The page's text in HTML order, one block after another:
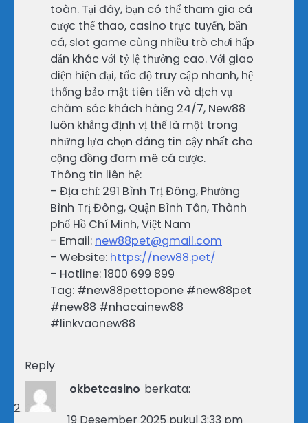
toàn. Tại đây, bạn có thể tham gia cá
cược thể thao, casino trực tuyến, bắn
cá, slot game cùng nhiều trò chơi hấp
dẫn khác với tỷ lệ thưởng cao. Với giao
diện hiện đại, tốc độ truy cập nhanh, hệ
thống bảo mật tiên tiến và dịch vụ
chăm sóc khách hàng 24/7, New88
luôn khẳng định vị thế là một trong
những lựa chọn đáng tin cậy nhất cho
cộng đồng đam mê cá cược.
Thông tin liên hệ:
– Địa chỉ: 291 Bình Trị Đông, Phường
Bình Trị Đông, Quận Bình Tân, Thành
phố Hồ Chí Minh, Việt Nam
– Email: new88pet@gmail.com
– Website: https://new88.pet/
– Hotline: 1800 699 899
Tag: #new88pettopone #new88pet
#new88 #nhacainew88
#linkvaonew88
Reply
okbetcasino berkata: